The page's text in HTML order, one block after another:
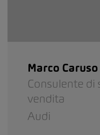
Marco Caruso
Consulente di
vendita
Audi